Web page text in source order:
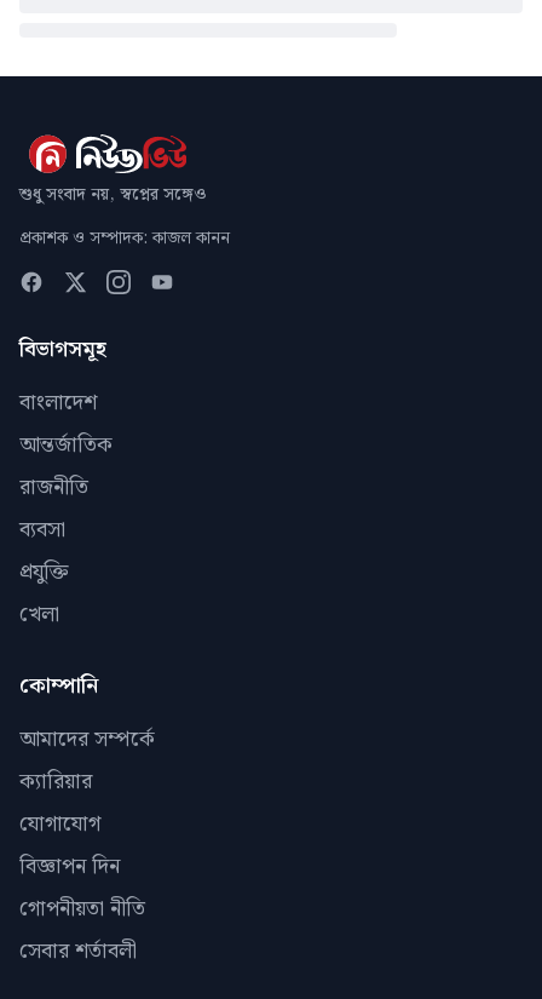
শুধু সংবাদ নয়, স্বপ্নের সঙ্গেও
প্রকাশক ও সম্পাদক: কাজল কানন
বিভাগসমূহ
বাংলাদেশ
আন্তর্জাতিক
রাজনীতি
ব্যবসা
প্রযুক্তি
খেলা
কোম্পানি
আমাদের সম্পর্কে
ক্যারিয়ার
যোগাযোগ
বিজ্ঞাপন দিন
গোপনীয়তা নীতি
সেবার শর্তাবলী